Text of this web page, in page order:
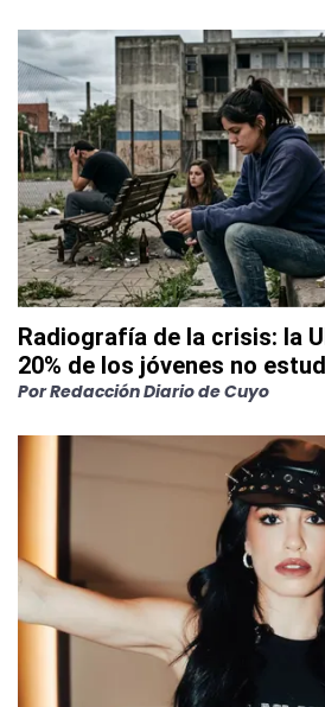
Radiografía de la crisis: la
20% de los jóvenes no
PorRedacción Diario de Cuyo